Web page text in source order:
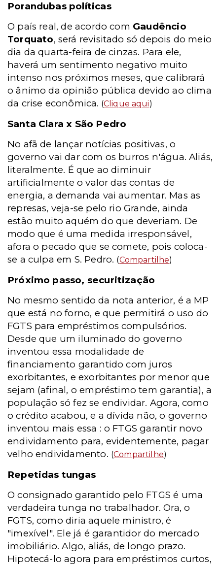
Porandubas políticas
O país real, de acordo com Gaudêncio
Torquato, será revisitado só depois do meio
dia da quarta-feira de cinzas. Para ele,
haverá um sentimento negativo muito
intenso nos próximos meses, que calibrará
o ânimo da opinião pública devido ao clima
da crise econômica. (Clique aqui)
Santa Clara x São Pedro
No afã de lançar notícias positivas, o
governo vai dar com os burros n'água. Aliás,
literalmente. É que ao diminuir
artificialmente o valor das contas de
energia, a demanda vai aumentar. Mas as
represas, veja-se pelo rio Grande, ainda
estão muito aquém do que deveriam. De
modo que é uma medida irresponsável,
afora o pecado que se comete, pois coloca-
se a culpa em S. Pedro. (Compartilhe)
Próximo passo, securitização
No mesmo sentido da nota anterior, é a MP
que está no forno, e que permitirá o uso do
FGTS para empréstimos compulsórios.
Desde que um iluminado do governo
inventou essa modalidade de
financiamento garantido com juros
exorbitantes, e exorbitantes por menor que
sejam (afinal, o empréstimo tem garantia), a
população só fez se endividar. Agora, como
o crédito acabou, e a dívida não, o governo
inventou mais essa : o FTGS garantir novo
endividamento para, evidentemente, pagar
velho endividamento. (Compartilhe)
Repetidas tungas
O consignado garantido pelo FTGS é uma
verdadeira tunga no trabalhador. Ora, o
FGTS, como diria aquele ministro, é
"imexível". Ele já é garantidor do mercado
imobiliário. Algo, aliás, de longo prazo.
Hipotecá-lo agora para empréstimos curtos,